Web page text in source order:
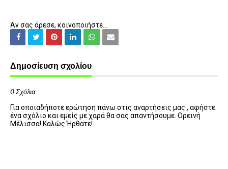
Αν σας άρεσε, κοινοποιήστε...
Δημοσίευση σχολίου
0 Σχόλια
Για οποιαδήποτε ερώτηση πάνω στις αναρτήσεις μας , αφήστε
ένα σχόλιο και εμείς με χαρά θα σας απαντήσουμε. Ορεινή
Μέλισσα! Καλώς Ήρθατε!